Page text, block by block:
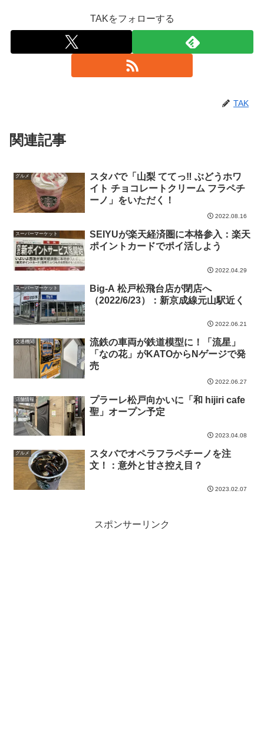
TAKをフォローする
TAK
関連記事
グルメ
スタバで「山梨 ててっ‼ ぶどうホワ
イト チョコレートクリーム フラペチ
ーノ」をいただく！
2022.08.16
スーパーマーケット
SEIYUが楽天経済圏に本格参入：楽天
ポイントカードでポイ活しよう
2022.04.29
スーパーマーケット
Big-A 松戸松飛台店が閉店へ
（2022/6/23）：新京成線元山駅近く
2022.06.21
交通機関
流鉄の車両が鉄道模型に！「流星」
「なの花」がKATOからNゲージで発
売
2022.06.27
店舗情報
プラーレ松戸向かいに「和 hijiri cafe
聖」オープン予定
2023.04.08
グルメ
スタバでオペラフラペチーノを注
文！：意外と甘さ控え目？
2023.02.07
スポンサーリンク